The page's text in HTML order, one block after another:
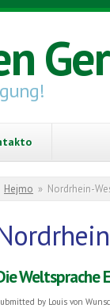
You are here
Hejmo » Nordrhein-
Weltsprache
by Louis von